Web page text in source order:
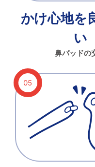
かけ心地を
い
鼻パッドの